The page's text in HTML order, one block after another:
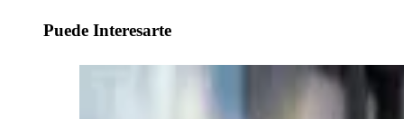
Puede Interesarte